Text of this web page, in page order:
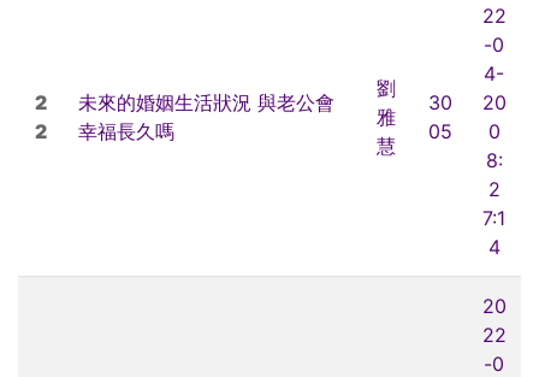
2
2
未來的婚姻生活狀況 與老公會
幸福長久嗎
劉
雅
慧
30
05
22
-0
4-
20
0
8:
2
7:1
4
20
22
-0